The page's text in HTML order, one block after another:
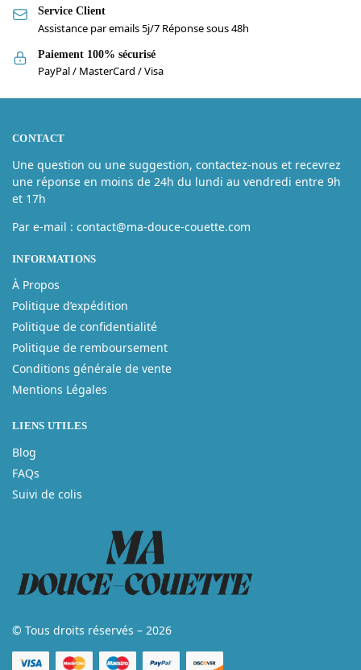
Service Client
Assistance par emails 5j/7 Réponse sous 48h
Paiement 100% sécurisé
PayPal / MasterCard / Visa
CONTACT
Une question ou une suggestion, contactez-nous et recevrez
une réponse en moins de 24h du lundi au vendredi entre 9h
et 17h
Par e-mail : contact@ma-douce-couette.com
INFORMATIONS
À Propos
Politique d’expédition
Politique de confidentialité
Politique de remboursement
Conditions générale de vente
Mentions Légales
LIENS UTILES
Blog
FAQs
Suivi de colis
© Tous droits réservés – 2026